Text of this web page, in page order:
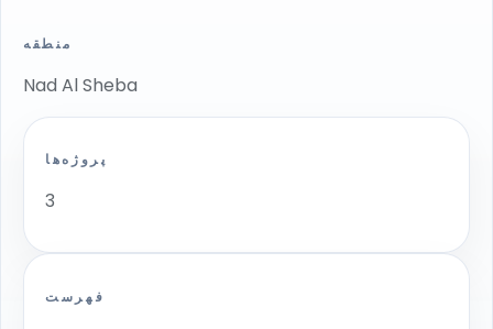
منطقه
Nad Al Sheba
پروژه‌ها
3
فهرست